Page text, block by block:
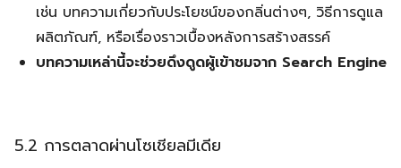
เช่น บทความเกี่ยวกับประโยชน์ของกลิ่นต่างๆ, วิธีการดูแล
ผลิตภัณฑ์, หรือเรื่องราวเบื้องหลังการสร้างสรรค์
บทความเหล่านี้จะช่วยดึงดูดผู้เข้าชมจาก Search Engine
5.2 การตลาดผ่านโซเชียลมีเดีย